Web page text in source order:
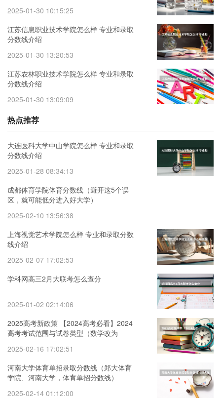
2025-01-30 10:15:25
江苏信息职业技术学院怎么样 专业和录取
分数线介绍
2025-01-30 13:20:53
江苏农林职业技术学院怎么样 专业和录取
分数线介绍
2025-01-30 13:09:09
热点推荐
大连医科大学中山学院怎么样 专业和录取
分数线介绍
2025-01-28 08:34:13
成都体育学院体育分数线（避开这5个误
区，就可能低分进入好大学）
2025-02-10 13:56:38
上海视觉艺术学院怎么样 专业和录取分数
线介绍
2025-02-07 17:02:53
学科网高三2月大联考怎么查分
2025-01-02 02:14:06
2025高考新政策 【2024高考必看】2024
高考考试范围与试卷类型（数学改为
2025-02-16 17:02:51
河南大学体育单招录取分数线（郑大体育
学院、河南大学，体育单招分数线）
2025-02-14 01:12:00